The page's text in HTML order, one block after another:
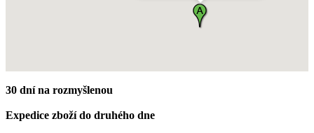
30 dní na rozmyšlenou
Expedice zboží do druhého dne